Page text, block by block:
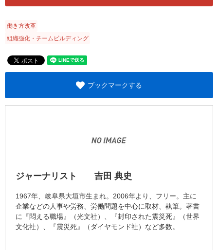
働き方改革
組織強化・チームビルディング
ブックマークする
ジャーナリスト 吉田 典史
1967年、岐阜県大垣市生まれ。2006年より、フリー。主に
企業などの人事や労務、労働問題を中心に取材、執筆。著書
に『悶える職場』（光文社）、『封印された震災死』（世界
文化社）、『震災死』（ダイヤモンド社）など多数。